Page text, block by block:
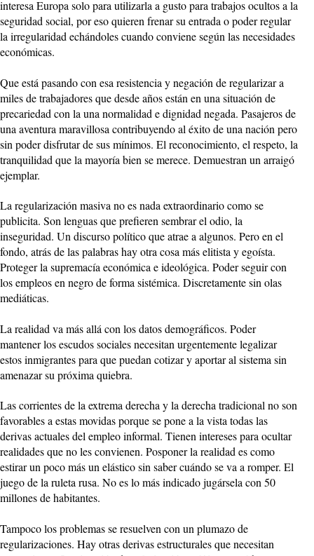
interesa Europa solo para utilizarla a gusto para trabajos ocultos a la
seguridad social, por eso quieren frenar su entrada o poder regular
la irregularidad echándoles cuando conviene según las necesidades
económicas.
Que está pasando con esa resistencia y negación de regularizar a
miles de trabajadores que desde años están en una situación de
precariedad con la una normalidad e dignidad negada. Pasajeros de
una aventura maravillosa contribuyendo al éxito de una nación pero
sin poder disfrutar de sus mínimos. El reconocimiento, el respeto, la
tranquilidad que la mayoría bien se merece. Demuestran un arraigó
ejemplar.
La regularización masiva no es nada extraordinario como se
publicita. Son lenguas que prefieren sembrar el odio, la
inseguridad. Un discurso político que atrae a algunos. Pero en el
fondo, atrás de las palabras hay otra cosa más elitista y egoísta.
Proteger la supremacía económica e ideológica. Poder seguir con
los empleos en negro de forma sistémica. Discretamente sin olas
mediáticas.
La realidad va más allá con los datos demográficos. Poder
mantener los escudos sociales necesitan urgentemente legalizar
estos inmigrantes para que puedan cotizar y aportar al sistema sin
amenazar su próxima quiebra.
Las corrientes de la extrema derecha y la derecha tradicional no son
favorables a estas movidas porque se pone a la vista todas las
derivas actuales del empleo informal. Tienen intereses para ocultar
realidades que no les convienen. Posponer la realidad es como
estirar un poco más un elástico sin saber cuándo se va a romper. El
juego de la ruleta rusa. No es lo más indicado jugársela con 50
millones de habitantes.
Tampoco los problemas se resuelven con un plumazo de
regularizaciones. Hay otras derivas estructurales que necesitan